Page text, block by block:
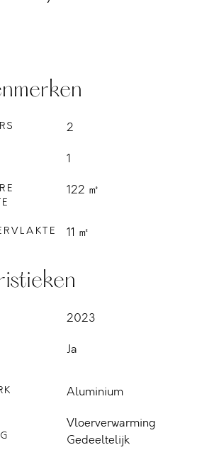
2
1
122 ㎡
11 ㎡
2023
Ja
Aluminium
Vloerverwarming
Gedeeltelijk